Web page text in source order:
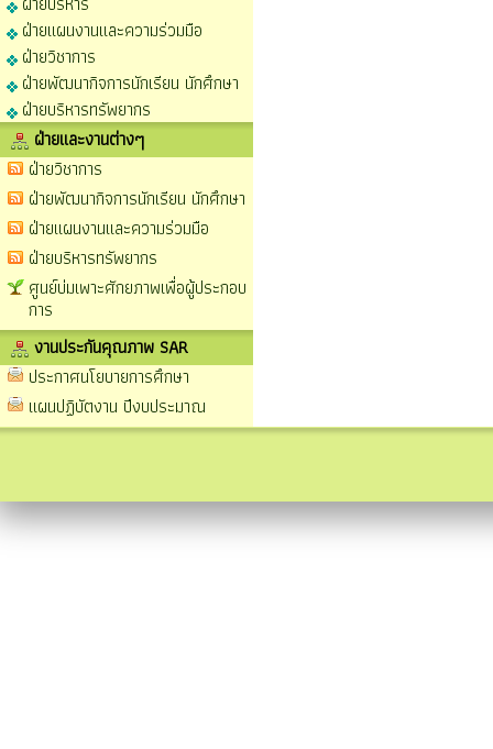
ฝ่ายแผนงานและความร่วมมือ
ฝ่ายวิชาการ
ฝ่ายพัฒนากิจการนักเรียน นักศึกษา
ฝ่ายบริหารทรัพยากร
ฝ่ายและงานต่างๆ
ฝ่ายวิชาการ
ฝ่ายพัฒนากิจการนักเรียน นักศึกษา
ฝ่ายแผนงานและความร่วมมือ
ฝ่ายบริหารทรัพยากร
ศูนย์บ่มเพาะศักยภาพเพื่อผู้ประกอบ
การ
งานประกันคุณภาพ SAR
ประกาศนโยบายการศึกษา
แผนปฏิบัตงาน ปีงบประมาณ